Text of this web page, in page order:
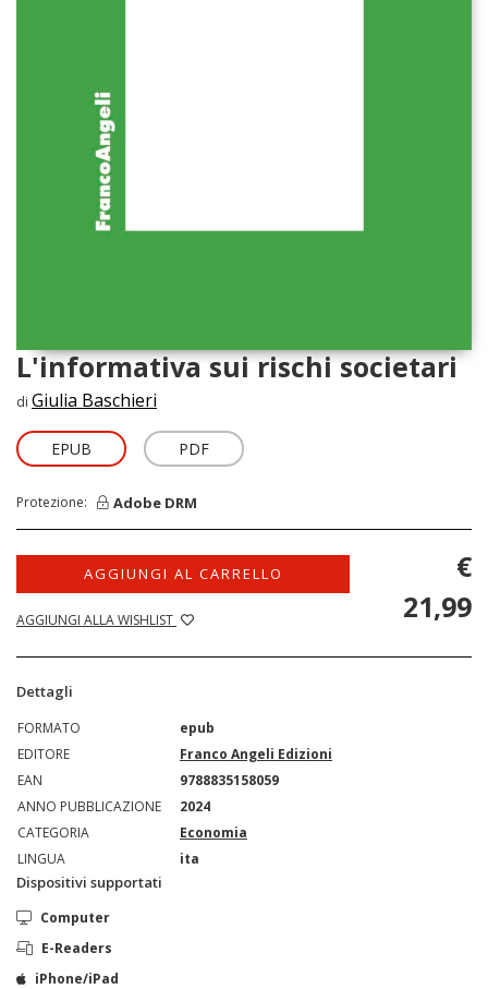
L'informativa sui rischi societari
di Giulia Baschieri
EPUB PDF
Protezione: Adobe DRM
AGGIUNGI AL CARRELLO
AGGIUNGI ALLA WISHLIST
€
21,99
Dettagli
FORMATO
epub
EDITORE
Franco Angeli Edizioni
EAN
9788835158059
ANNO PUBBLICAZIONE
2024
CATEGORIA
Economia
LINGUA
ita
Dispositivi supportati
Computer
E-Readers
iPhone/iPad